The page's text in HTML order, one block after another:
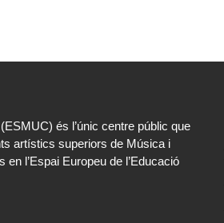
és l’únic centre públic que
artístics superiors de Música i
l’Espai Europeu de l’Educació